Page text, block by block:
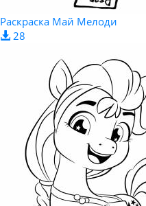
Раскраска Май Мелоди
28